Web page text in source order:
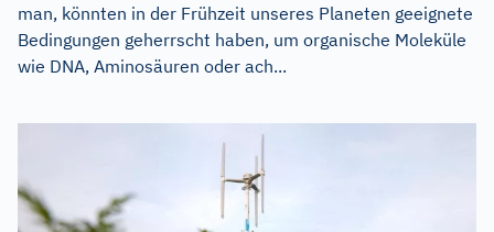
man, könnten in der Frühzeit unseres Planeten geeignete
Bedingungen geherrscht haben, um organische Moleküle
wie DNA, Aminosäuren oder ach...